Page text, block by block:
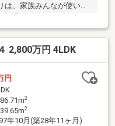
、家族みんなが使いや
通車のみならずハイル
ゃん、ネコちゃんのプー
約8分の立地のため、谷
！◆駅からの道中にコン
物もOK！◆スーパーも徒
校・中学校が徒歩6分ほ
一家団らんの時間を過
いっぱい。
2,800万円 4LDK
円
2
2
年10月(築28年11ヶ月)